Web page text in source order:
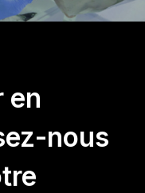
en
nous